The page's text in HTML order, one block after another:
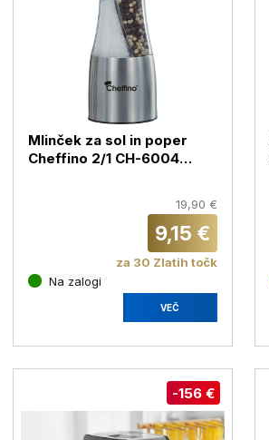
Mlinček za sol in poper
Cheffino 2/1 CH-6004
19,90 €
9,15 €
za 30 Zlatih točk
Na zalogi
VEČ
-156 €